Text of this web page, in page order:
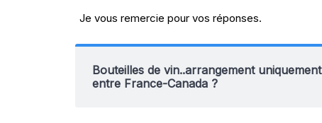
Je vous remercie pour vos réponses.
Bouteilles de vin..arrangement uniquement
entre France-Canada ?